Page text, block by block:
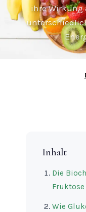
ihre Wirkung
Inhalt
Die
Fruktose
Wie